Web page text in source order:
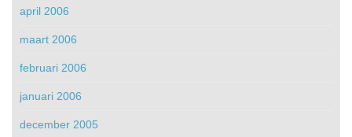
april 2006
maart 2006
februari 2006
januari 2006
december 2005